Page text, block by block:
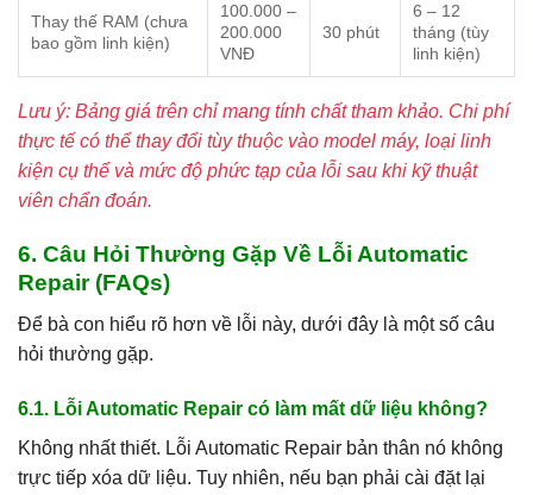
Thay thế RAM (chưa
bao gồm linh kiện)
100.000 –
200.000
VNĐ
30 phút
6 – 12
tháng (tùy
linh kiện)
Lưu ý: Bảng giá trên chỉ mang tính chất tham khảo. Chi phí
thực tế có thể thay đổi tùy thuộc vào model máy, loại linh
kiện cụ thể và mức độ phức tạp của lỗi sau khi kỹ thuật
viên chẩn đoán.
6. Câu Hỏi Thường Gặp Về Lỗi Automatic
Repair (FAQs)
Để bà con hiểu rõ hơn về lỗi này, dưới đây là một số câu
hỏi thường gặp.
6.1. Lỗi Automatic Repair có làm mất dữ liệu không?
Không nhất thiết. Lỗi Automatic Repair bản thân nó không
trực tiếp xóa dữ liệu. Tuy nhiên, nếu bạn phải cài đặt lại